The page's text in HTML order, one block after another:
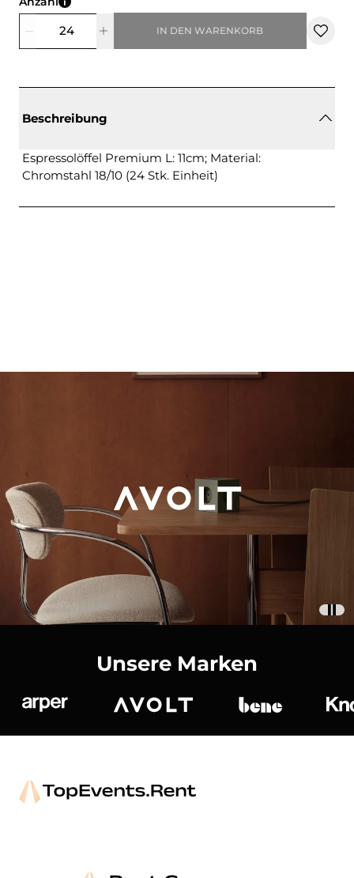
IN DEN WARENKORB
Beschreibung
Espressolöffel Premium L: 11cm; Material:
Chromstahl 18/10 (24 Stk. Einheit)
Unsere Marken